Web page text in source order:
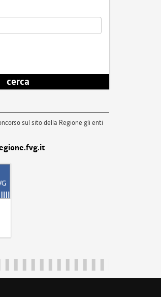
cerca
sul sito della Regione gli enti